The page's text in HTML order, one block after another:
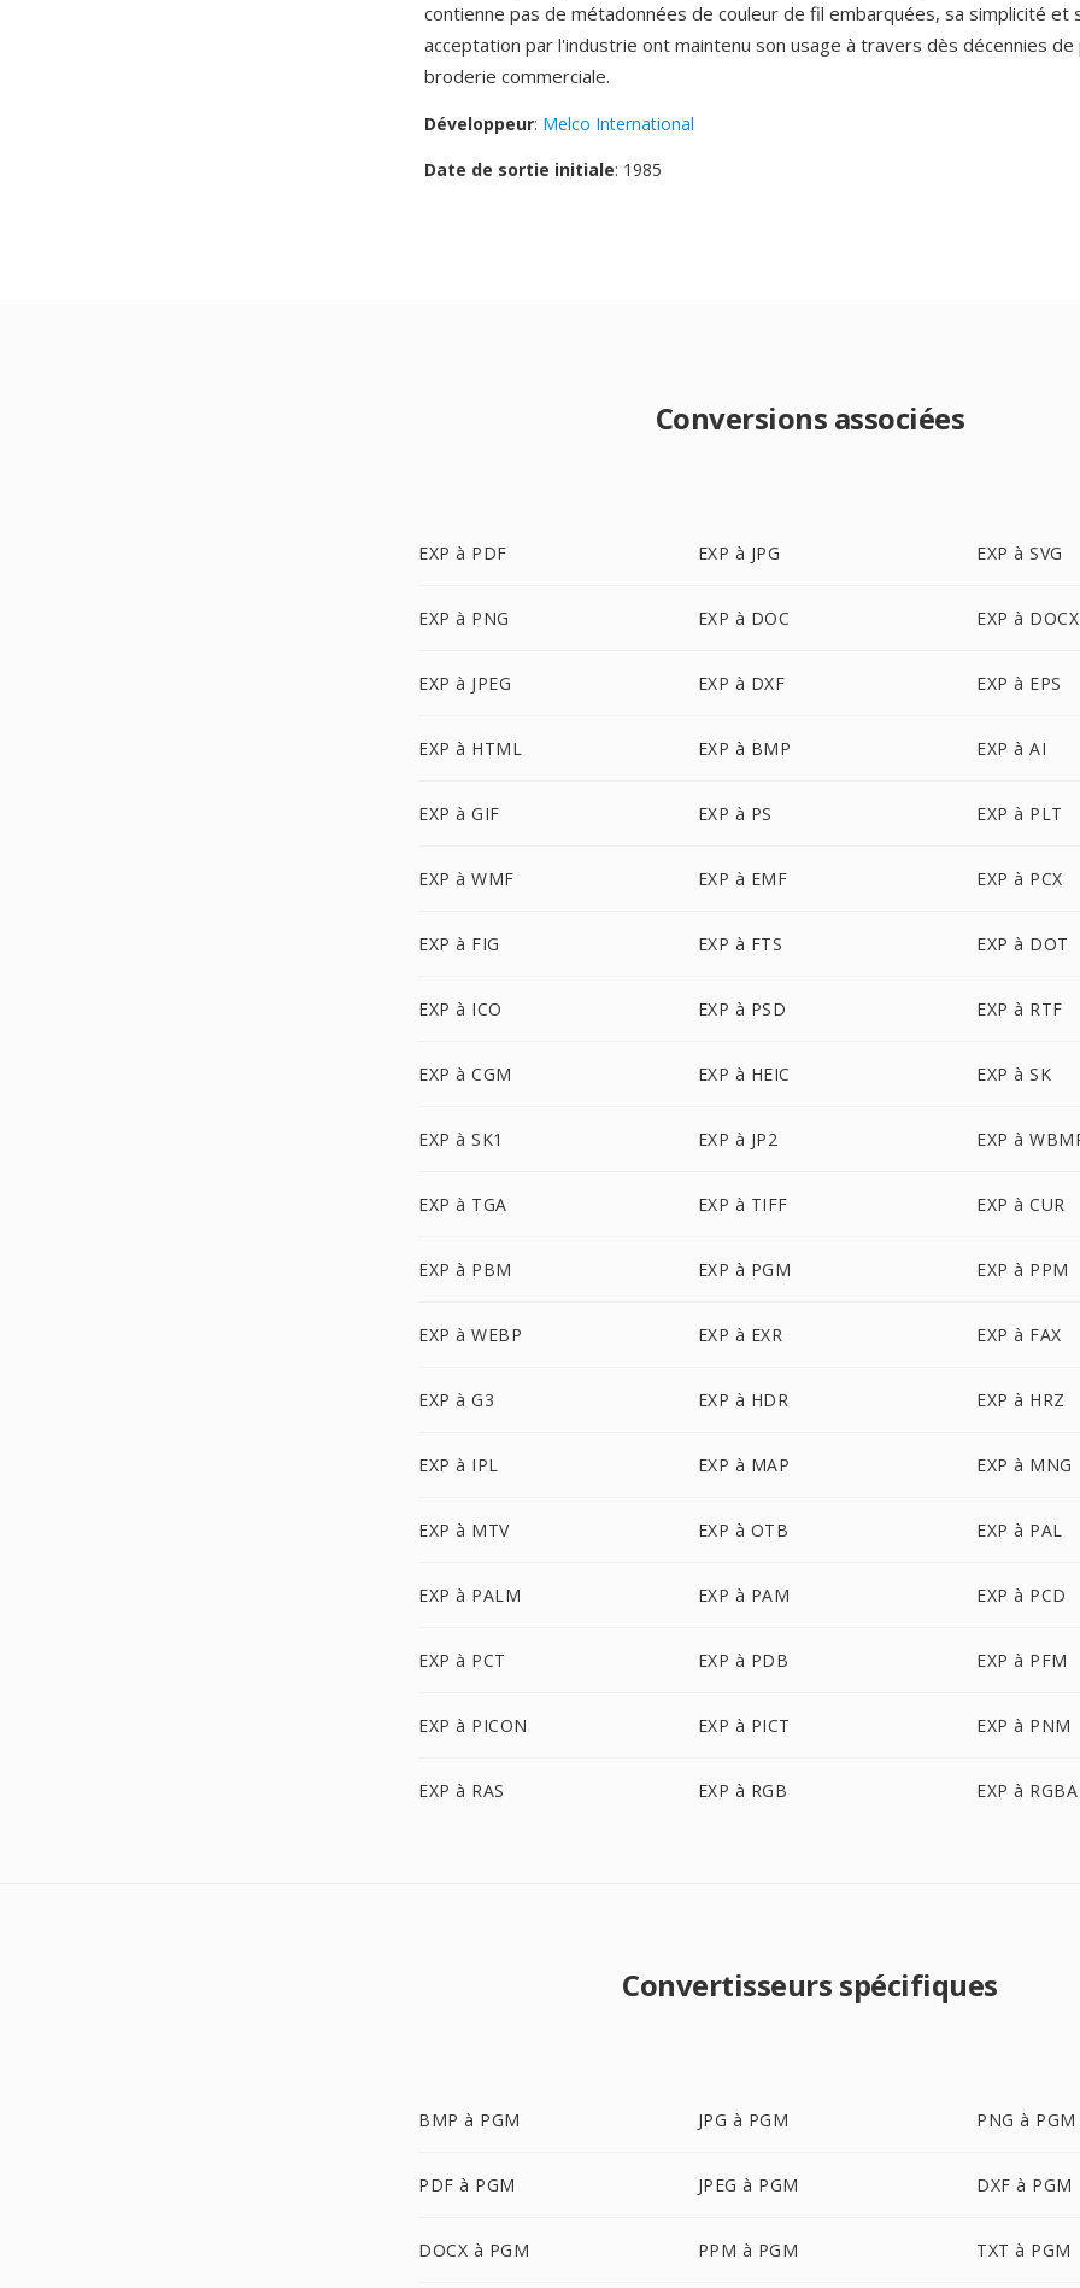
contienne pas de métadonnées de couleur de fil embarquées, sa simplicité et
acceptation par l'industrie ont maintenu son usage à travers dès décennies
broderie commerciale.
Développeur: Melco International
Date de sortie initiale: 1985
Conversions associées
EXP à PDF EXP à JPG EXP à SVG
EXP à PNG EXP à DOC EXP à DOCX
EXP à JPEG EXP à DXF EXP à EPS
EXP à HTML EXP à BMP EXP à AI
EXP à GIF EXP à PS EXP à PLT
EXP à WMF EXP à EMF EXP à PCX
EXP à FIG EXP à FTS EXP à DOT
EXP à ICO EXP à PSD EXP à RTF
EXP à CGM EXP à HEIC EXP à SK
EXP à SK1 EXP à JP2 EXP à
EXP à TGA EXP à TIFF EXP à CUR
EXP à PBM EXP à PGM EXP à PPM
EXP à WEBP EXP à EXR EXP à FAX
EXP à G3 EXP à HDR EXP à HRZ
EXP à IPL EXP à MAP EXP à MNG
EXP à MTV EXP à OTB EXP à PAL
EXP à PALM EXP à PAM EXP à PCD
EXP à PCT EXP à PDB EXP à PFM
EXP à PICON EXP à PICT EXP à PNM
EXP à RAS EXP à RGB EXP à RGBA
Convertisseurs spécifiques
BMP à PGM JPG à PGM PNG à PGM
PDF à PGM JPEG à PGM DXF à PGM
DOCX à PGM PPM à PGM TXT à PGM